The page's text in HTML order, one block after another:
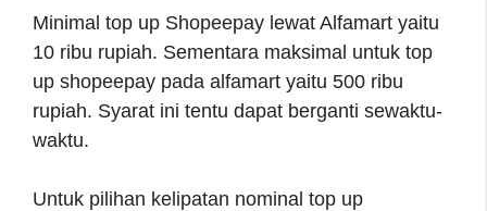
Minimal top up Shopeepay lewat Alfamart yaitu
10 ribu rupiah. Sementara maksimal untuk top
up shopeepay pada alfamart yaitu 500 ribu
rupiah. Syarat ini tentu dapat berganti sewaktu-
waktu.
Untuk pilihan kelipatan nominal top up